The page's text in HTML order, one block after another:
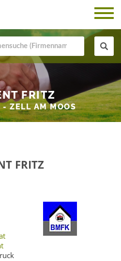
FRITZ
- ZELL AM MOOS
FRITZ